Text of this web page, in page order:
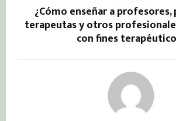
¿Cómo enseñar a
terapeutas y otros
con fines